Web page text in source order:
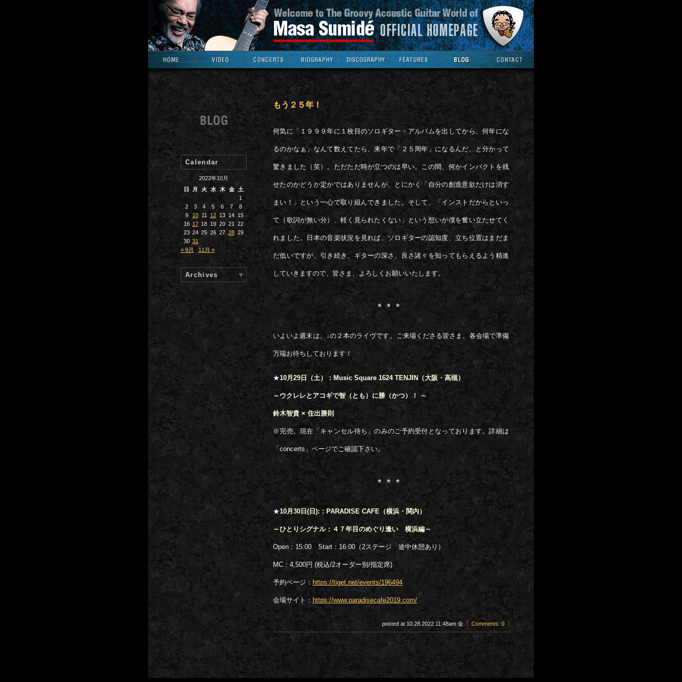
もう２５年！
何気に「１９９９年に１枚目のソロギター・アルバムを出してから、何年にな
るのかなぁ」なんて数えてたら、来年で「２５周年」になるんだ、と分かって
驚きました（笑）。ただただ時が立つのは早い。この間、何かインパクトを残
せたのかどうか定かではありませんが、とにかく「自分の創造意欲だけは消す
まい！」という一心で取り組んできました。そして、「インストだからといっ
て（歌詞が無い分）、軽く見られたくない」という想いが僕を奮い立たせてく
れました。日本の音楽状況を見れば、ソロギターの認知度、立ち位置はまだま
だ低いですが、引き続き、ギターの深さ、良さ諸々を知ってもらえるよう精進
していきますので、皆さま、よろしくお願いいたします。
***
いよいよ週末は、↓の２本のライヴです。ご来場くださる皆さま、各会場で準備
万端お待ちしております！
★10月29日（土）：Music Square 1624 TENJIN（大阪・高槻）
～ウクレレとアコギで智（とも）に勝（かつ）！ ～
鈴木智貴 × 住出勝則
※完売。現在「キャンセル待ち」のみのご予約受付となっております。詳細は
「concerts」ページでご確認下さい。
***
★10月30日(日):：PARADISE CAFE（横浜・関内）
～ひとりシグナル：４７年目のめぐり逢い 横浜編～
Open：15:00 Start：16:00（2ステージ 途中休憩あり）
MC：4,500円 (税込/2オーダー別/指定席)
予約ページ： https://tiget.net/events/196494
会場サイト： https://www.paradisecafe2019.com/
posted at 10.28.2022 11:48am 金 Comments: 0
Calendar
2022年10月
日
月 火 水 木 金
土
1
2
3 4 5 6 7
8
9
10 11 12 13 14 15
16 17 18 19 20 21
22
23 24 25 26 27 28 29
30 31
« 9月
11月 »
Archives